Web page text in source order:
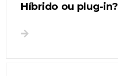
Híbrido ou plug-in?